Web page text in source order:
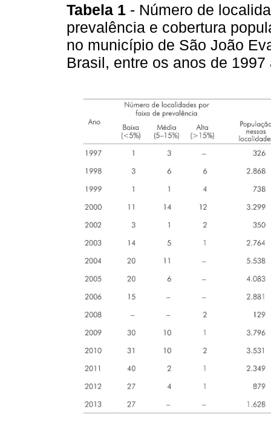
Tabela 1 - Número de
prevalência e cobertura
no município de São João
Brasil, entre os anos de